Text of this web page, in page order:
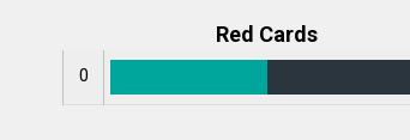
Red Cards
0